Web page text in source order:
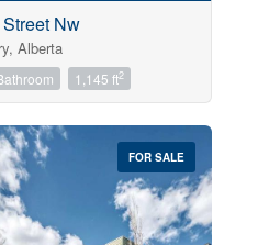
Nw
Alberta
1,145 ft2
FOR SALE